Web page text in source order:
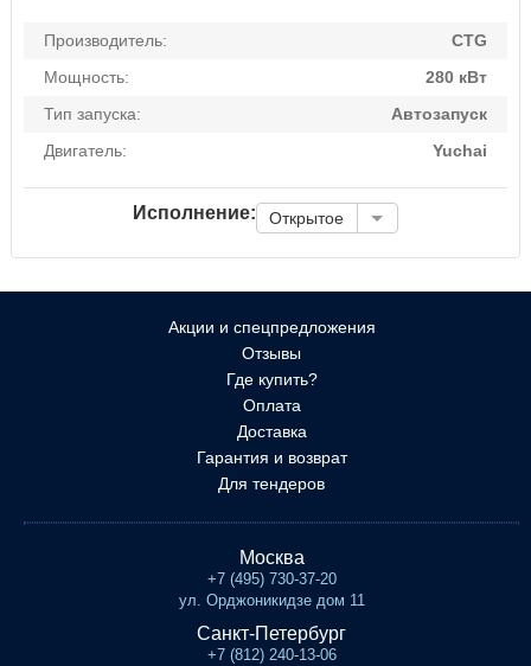
Производитель:
CTG
Мощность:
280 кВт
Тип запуска:
Автозапуск
Двигатель:
Yuchai
Исполнение: Открытое
Акции и спецпредложения
Отзывы
Где купить?
Оплата
Доставка
Гарантия и возврат
Для тендеров
Москва
+7 (495) 730-37-20
ул. Орджоникидзе дом 11
Санкт-Петербург
+7 (812) 240-13-06